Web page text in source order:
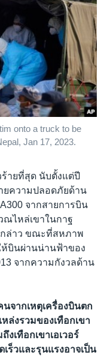
onto a truck to be
Jan 17, 2023.
ร้ายที่สุด นับตั้งแต่ปี
ยความปลอดภัยด้าน
จากสายการบิน
ณไหล่เขาในกาฐ
ล่าว ขณะที่สหภาพ
ห้บินผ่านน่านฟ้าของ
จากความกังวลด้าน
นจากเหตุเครื่องบินตก
ล่งรวมของเทือกเขา
งเทือกเขาเอเวอร์
ร็วและรุนแรงอาจเป็น